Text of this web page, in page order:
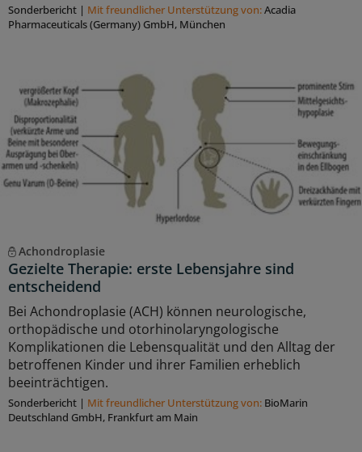
Sonderbericht | Mit freundlicher Unterstützung von:Acadia
Pharmaceuticals (Germany) GmbH, München
Achondroplasie
Gezielte Therapie: erste Lebensjahre sind
entscheidend
Bei Achondroplasie (ACH) können neurologische,
orthopädische und otorhinolaryngologische
Komplikationen die Lebensqualität und den Alltag der
betroffenen Kinder und ihrer Familien erheblich
beeinträchtigen.
Sonderbericht | Mit freundlicher Unterstützung von: BioMarin
Deutschland GmbH, Frankfurt am Main